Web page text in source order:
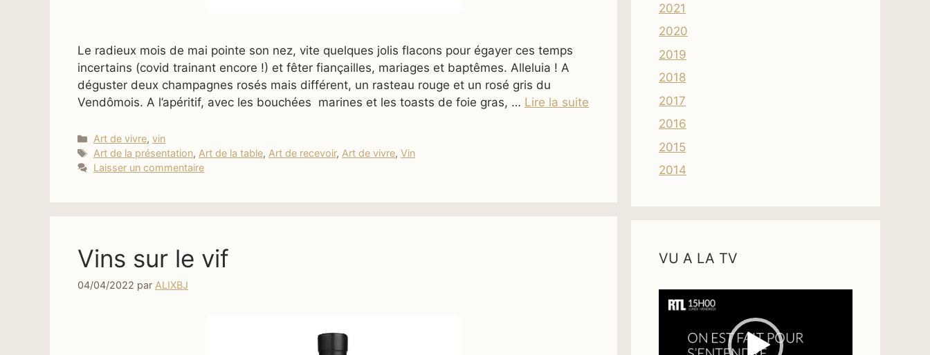
Le radieux mois de mai pointe son nez, vite quelques jolis flacons pour égayer ces temps
incertains (covid trainant encore !) et fêter fiançailles, mariages et baptêmes. Alleluia ! A
déguster deux champagnes rosés mais différent, un rasteau rouge et un rosé gris du
Vendômois. A l’apéritif, avec les bouchées marines et les toasts de foie gras, … Lire la suite
Catégories
Art de vivre,vin
Étiquettes
Art de la présentation, Art de la table, Art de recevoir, Art de vivre,Vin
Laisser un commentaire
Vins sur le vif
04/04/2022 par ALIXBJ
2021
2020
2019
2018
2017
2016
2015
2014
VU A LA TV
Lecteur
vidéo